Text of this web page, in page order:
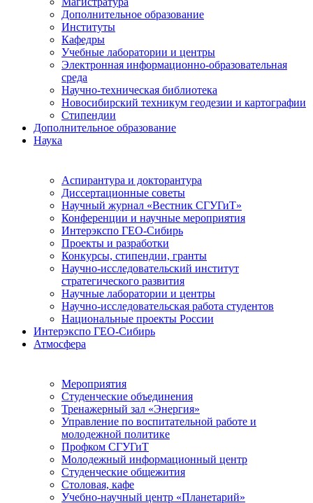
Дополнительное образование
Институты
Кафедры
Учебные лаборатории и центры
Электронная информационно-образовательная
среда
Научно-техническая библиотека
Новосибирский техникум геодезии и картографии
Стипендии
Дополнительное образование
Наука
Аспирантура и докторантура
Диссертационные советы
Научный журнал «Вестник СГУГиТ»
Конференции и научные мероприятия
Интерэкспо ГЕО-Сибирь
Проекты и разработки
Конкурсы, стипендии, гранты
Научно-исследовательский институт
стратегического развития
Научные лаборатории и центры
Научно-исследовательская работа студентов
Национальные проекты России
Интерэкспо ГЕО-Сибирь
Атмосфера
Мероприятия
Студенческие объединения
Тренажерный зал «Энергия»
Управление по воспитательной работе и
молодежной политике
Профком СГУГиТ
Молодежный информационный центр
Студенческие общежития
Столовая, кафе
Учебно-научный центр «Планетарий»